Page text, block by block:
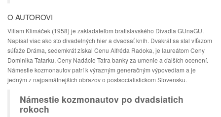
O AUTOROVI
Viliam Klimáček (1958) je zakladateľom bratislavského Divadla GUnaGU.
Napísal viac ako sto divadelných hier a dvadsať kníh. Dvakrát sa stal víťazom
súťaže Dráma, sedemkrát získal Cenu Alfréda Radoka, je laureátom Ceny
Dominika Tatarku, Ceny Nadácie Tatra banky za umenie a ďalších ocenení.
Námestie kozmonautov patrí k výrazným generačným výpovediam a je
jedným z najpamätnejších obrazov o postsocialistickom Slovensku.
Námestie kozmonautov po dvadsiatich
rokoch